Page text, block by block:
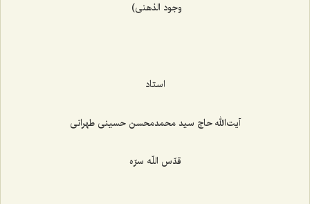
وجود الذهنی)
استاد
آیت‌الله حاج سید محمدمحسن حسینی طهرانی
قدّس اللّه سرّه